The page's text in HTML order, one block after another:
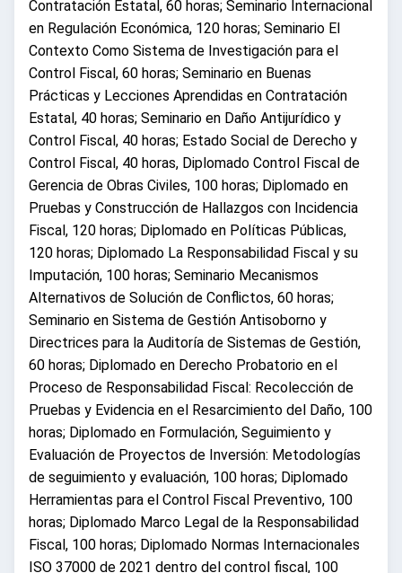
Contratación Estatal, 60 horas; Seminario Internacional
en Regulación Económica, 120 horas; Seminario El
Contexto Como Sistema de Investigación para el
Control Fiscal, 60 horas; Seminario en Buenas
Prácticas y Lecciones Aprendidas en Contratación
Estatal, 40 horas; Seminario en Daño Antijurídico y
Control Fiscal, 40 horas; Estado Social de Derecho y
Control Fiscal, 40 horas, Diplomado Control Fiscal de
Gerencia de Obras Civiles, 100 horas; Diplomado en
Pruebas y Construcción de Hallazgos con Incidencia
Fiscal, 120 horas; Diplomado en Políticas Públicas,
120 horas; Diplomado La Responsabilidad Fiscal y su
Imputación, 100 horas; Seminario Mecanismos
Alternativos de Solución de Conflictos, 60 horas;
Seminario en Sistema de Gestión Antisoborno y
Directrices para la Auditoría de Sistemas de Gestión,
60 horas; Diplomado en Derecho Probatorio en el
Proceso de Responsabilidad Fiscal: Recolección de
Pruebas y Evidencia en el Resarcimiento del Daño, 100
horas; Diplomado en Formulación, Seguimiento y
Evaluación de Proyectos de Inversión: Metodologías
de seguimiento y evaluación, 100 horas; Diplomado
Herramientas para el Control Fiscal Preventivo, 100
horas; Diplomado Marco Legal de la Responsabilidad
Fiscal, 100 horas; Diplomado Normas Internacionales
ISO 37000 de 2021 dentro del control fiscal, 100